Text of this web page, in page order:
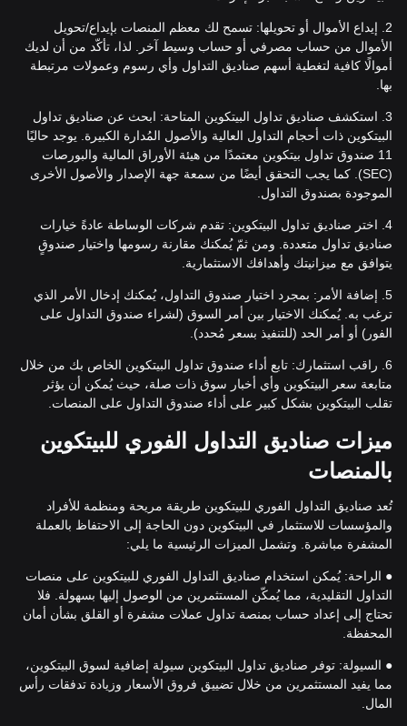
2. إيداع الأموال أو تحويلها: تسمح لك معظم المنصات بإيداع/تحويل
الأموال من حساب مصرفي أو حساب وسيط آخر. لذا، تأكّد من أن لديك
أموالًا كافية لتغطية أسهم صناديق التداول وأي رسوم وعمولات مرتبطة
بها.
3. استكشف صناديق تداول البيتكوين المتاحة: ابحث عن صناديق تداول
البيتكوين ذات أحجام التداول العالية والأصول المُدارة الكبيرة. يوجد حاليًا
11 صندوق تداول بيتكوين معتمدًا من هيئة الأوراق المالية والبورصات
(SEC). كما يجب التحقق أيضًا من سمعة جهة الإصدار والأصول الأخرى
الموجودة بصندوق التداول.
4. اختر صناديق تداول البيتكوين: تقدم شركات الوساطة عادةً خيارات
صناديق تداول متعددة. ومن ثمّ يُمكنك مقارنة رسومها واختيار صندوقٍ
يتوافق مع ميزانيتك وأهدافك الاستثمارية.
5. إضافة الأمر: بمجرد اختيار صندوق التداول، يُمكنك إدخال الأمر الذي
ترغب به. يُمكنك الاختيار بين أمر السوق (لشراء صندوق التداول على
الفور) أو أمر الحد (للتنفيذ بسعر مُحدد).
6. راقب استثمارك: تابع أداء صندوق تداول البيتكوين الخاص بك من خلال
متابعة سعر البيتكوين وأي أخبار سوق ذات صلة، حيث يُمكن أن يؤثر
تقلب البيتكوين بشكل كبير على أداء صندوق التداول على المنصات.
ميزات صناديق التداول الفوري للبيتكوين
بالمنصات
تُعد صناديق التداول الفوري للبيتكوين طريقة مريحة ومنظمة للأفراد
والمؤسسات للاستثمار في البيتكوين دون الحاجة إلى الاحتفاظ بالعملة
المشفرة مباشرة. وتشمل الميزات الرئيسية ما يلي:
● الراحة: يُمكن استخدام صناديق التداول الفوري للبيتكوين على منصات
التداول التقليدية، مما يُمكّن المستثمرين من الوصول إليها بسهولة. فلا
تحتاج إلى إعداد حساب بمنصة تداول عملات مشفرة أو القلق بشأن أمان
المحفظة.
● السيولة: توفر صناديق تداول البيتكوين سيولة إضافية لسوق البيتكوين،
مما يفيد المستثمرين من خلال تضييق فروق الأسعار وزيادة تدفقات رأس
المال.